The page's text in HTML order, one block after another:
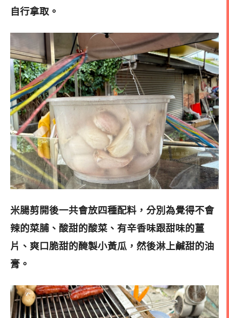
自行拿取。
米腸剪開後一共會放四種配料，分別為覺得不會
辣的菜脯、酸甜的酸菜、有辛香味跟甜味的薑
片、爽口脆甜的醃製小黃瓜，然後淋上鹹甜的油
膏。